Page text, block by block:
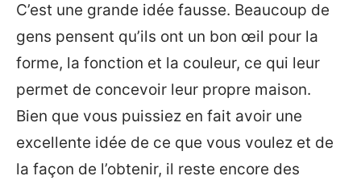
C’est une grande idée fausse. Beaucoup de
gens pensent qu’ils ont un bon œil pour la
forme, la fonction et la couleur, ce qui leur
permet de concevoir leur propre maison.
Bien que vous puissiez en fait avoir une
excellente idée de ce que vous voulez et de
la façon de l’obtenir, il reste encore des